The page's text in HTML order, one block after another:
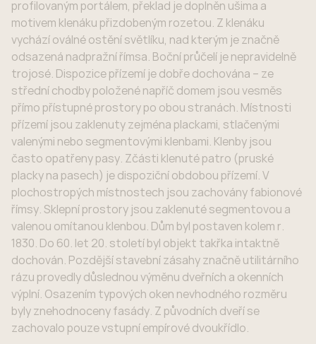
profilovaným portálem, překlad je doplněn ušima a
motivem klenáku přizdobeným rozetou. Z klenáku
vychází oválné ostění světlíku, nad kterým je značně
odsazená nadpražní římsa. Boční průčelí je nepravidelně
trojosé. Dispozice přízemí je dobře dochována – ze
střední chodby položené napříč domem jsou vesměs
přímo přístupné prostory po obou stranách. Místnosti
přízemí jsou zaklenuty zejména plackami, stlačenými
valenými nebo segmentovými klenbami. Klenby jsou
často opatřeny pasy. Zčásti klenuté patro (pruské
placky na pasech) je dispoziční obdobou přízemí. V
plochostropých místnostech jsou zachovány fabionové
římsy. Sklepní prostory jsou zaklenuté segmentovou a
valenou omítanou klenbou. Dům byl postaven kolem r.
1830. Do 60. let 20. století byl objekt takřka intaktně
dochován. Pozdější stavební zásahy značně utilitárního
rázu provedly důslednou výměnu dveřních a okenních
výplní. Osazením typových oken nevhodného rozměru
byly znehodnoceny fasády. Z původních dveří se
zachovalo pouze vstupní empírové dvoukřídlo.